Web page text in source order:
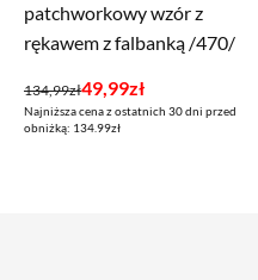
patchworkowy wzór z
rękawem z falbanką /470/
134,99zł
Pierwotna
cena
49,99zł
Aktualna
cena
Najniższa cena z ostatnich 30 dni przed
obniżką: 134.99zł